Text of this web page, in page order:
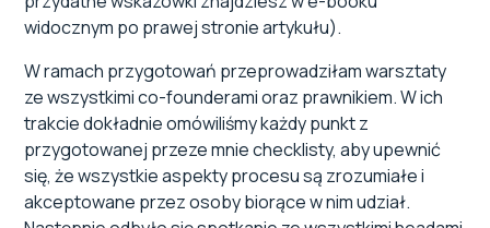
widocznym po prawej stronie artykułu).
W ramach przygotowań przeprowadziłam warsztaty
ze wszystkimi co-founderami oraz prawnikiem. W ich
trakcie dokładnie omówiliśmy każdy punkt z
przygotowanej przeze mnie checklisty, aby upewnić
się, że wszystkie aspekty procesu są zrozumiałe i
akceptowane przez osoby biorące w nim udział.